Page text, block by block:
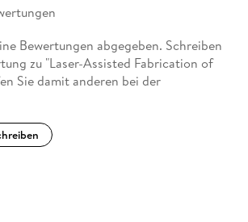
Bewertungen abgegeben. Schreiben
zu "Laser-Assisted Fabrication of
Sie damit anderen bei der